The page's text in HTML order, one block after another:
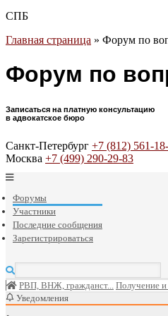
СПБ
Главная страница » Форум по
Форум по
Записаться на платную консультацию
в адвокатское бюро
Санкт-Петербург +7 (812) 561-
Москва +7 (499) 290-29-83
Форумы
Участники
Последние сообщения
Зарегистрироваться
РВП, ВНЖ, гражданст... Получение
Уведомления